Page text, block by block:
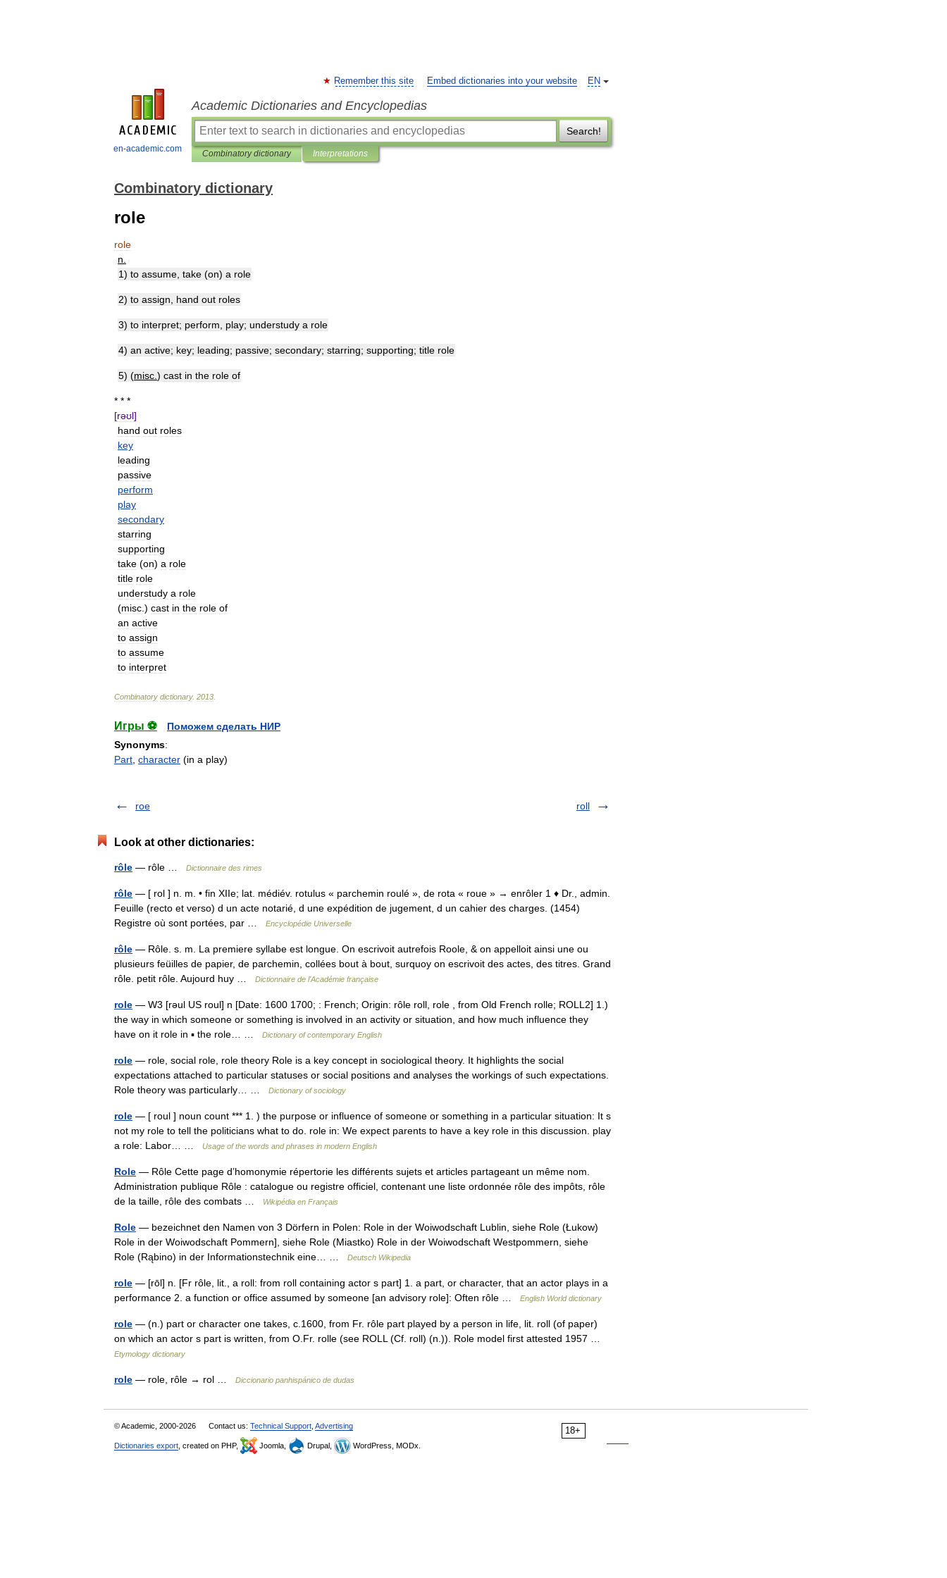
en-academic.com
EN
Remember this site Embed dictionaries into your website
Academic Dictionaries and Encyclopedias
Search!
Combinatory dictionary Interpretations
Combinatory dictionary
role
role
n
1) to assume take (on) a role
2) to assign hand out roles
3) to interpret; perform play; understudy a role
4) an active; key; leading; passive; secondary; starring; supporting; title role
5) (misc ) cast in the role of
* * *
[rəʊl]
hand out roles
key
leading
passive
perform
play
secondary
starring
supporting
take (on) a role
title role
understudy a role
(misc .) cast in the role of
an active
to assign
to assume
to interpret
Combinatory dictionary. 2013
Игры ⚽
Поможем сделать НИР
Synonyms:
Part character (in a play)
roe roll
Look at other dictionaries:
rôle — rôle … Dictionnaire des rimes
rôle — [ rol ] n. m. • fin XIIe; lat. médiév. rotulus « parchemin roulé », de rota « roue » → enrôler 1 ♦ Dr., admin.
Feuille (recto et verso) d un acte notarié, d une expédition de jugement, d un cahier des charges. (1454)
Registre où sont portées, par …
Encyclopédie Universelle
rôle — Rôle. s. m. La premiere syllabe est longue. On escrivoit autrefois Roole, & on appelloit ainsi une ou
plusieurs feüilles de papier, de parchemin, collées bout à bout, surquoy on escrivoit des actes, des titres. Grand
rôle. petit rôle. Aujourd huy …
Dictionnaire de l'Académie française
role — W3 [rəul US roul] n [Date: 1600 1700; : French; Origin: rôle roll, role , from Old French rolle; ROLL2] 1.)
the way in which someone or something is involved in an activity or situation, and how much influence they
have on it role in ▪ the role… …
Dictionary of contemporary English
role — role, social role, role theory Role is a key concept in sociological theory. It highlights the social
expectations attached to particular statuses or social positions and analyses the workings of such expectations.
Role theory was particularly… …
Dictionary of sociology
role — [ roul ] noun count *** 1. ) the purpose or influence of someone or something in a particular situation: It s
not my role to tell the politicians what to do. role in: We expect parents to have a key role in this discussion. play
a role: Labor… …
Usage of the words and phrases in modern English
Role — Rôle Cette page d’homonymie répertorie les différents sujets et articles partageant un même nom.
Administration publique Rôle : catalogue ou registre officiel, contenant une liste ordonnée rôle des impôts, rôle
de la taille, rôle des combats …
Wikipédia en Français
Role — bezeichnet den Namen von 3 Dörfern in Polen: Role in der Woiwodschaft Lublin, siehe Role (Łukow)
Role in der Woiwodschaft Pommern], siehe Role (Miastko) Role in der Woiwodschaft Westpommern, siehe
Role (Rąbino) in der Informationstechnik eine… …
Deutsch Wikipedia
role — [rōl] n. [Fr rôle, lit., a roll: from roll containing actor s part] 1. a part, or character, that an actor plays in a
performance 2. a function or office assumed by someone [an advisory role]: Often rôle …
English World dictionary
role — (n.) part or character one takes, c.1600, from Fr. rôle part played by a person in life, lit. roll (of paper)
on which an actor s part is written, from O.Fr. rolle (see ROLL (Cf. roll) (n.)). Role model first attested 1957 …
Etymology dictionary
role — role, rôle → rol … Diccionario panhispánico de dudas
18+
© Academic, 2000-2026 Contact us: Technical Support Advertising
Dictionaries export , created on PHP, Joomla, Drupal, WordPress, MODx.